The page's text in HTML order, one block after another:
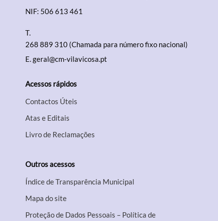
NIF: 506 613 461
T.
268 889 310 (Chamada para número fixo nacional)
E.geral@cm-vilavicosa.pt
Acessos rápidos
Contactos Úteis
Atas e Editais
Livro de Reclamações
Outros acessos
Índice de Transparência Municipal
Mapa do site
Proteção de Dados Pessoais – Política de